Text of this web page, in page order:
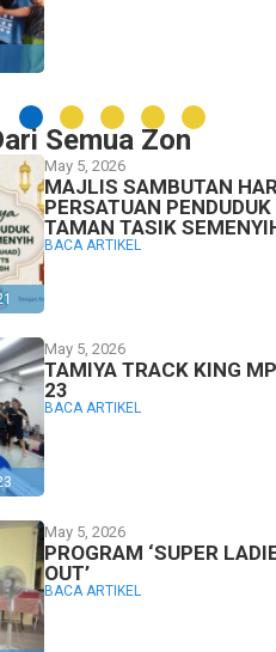
Semua Zon
May 5, 2026
MAJLIS SAMBUTAN
PERSATUAN PENDUDUK
TAMAN TASIK
BACA ARTIKEL
May 5, 2026
TAMIYA TRACK KING
23
BACA ARTIKEL
May 5, 2026
PROGRAM ‘SUPER
OUT’
BACA ARTIKEL